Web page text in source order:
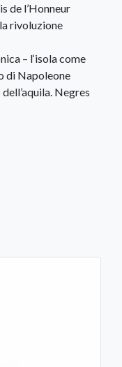
de l’Honneur
rivoluzione
– l‘isola come
di Napoleone
Negres